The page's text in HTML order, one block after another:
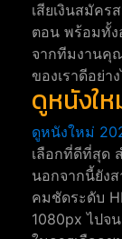
เสียเงินสมัคร
ตอน พร้อมทั้ง
จากทีมงานคุ
ของเราดีอย่า
ดูหนังใ
ดูหนังใหม่
เลือกที่ดีที่สุด
นอกจากนี้ยัง
คมชัดระดับ
1080px ไปจ